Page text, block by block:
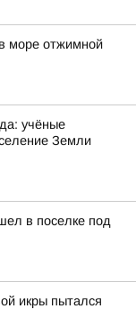
море отжимной
учёные
Земли
в поселке под
икры пытался